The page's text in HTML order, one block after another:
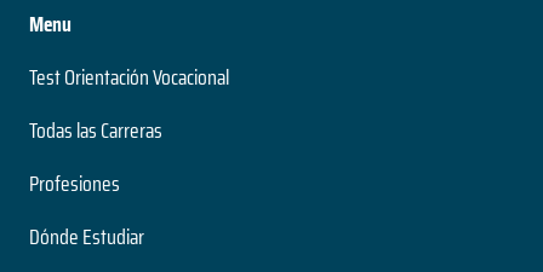
Menu
Test Orientación Vocacional
Todas las Carreras
Profesiones
Dónde Estudiar